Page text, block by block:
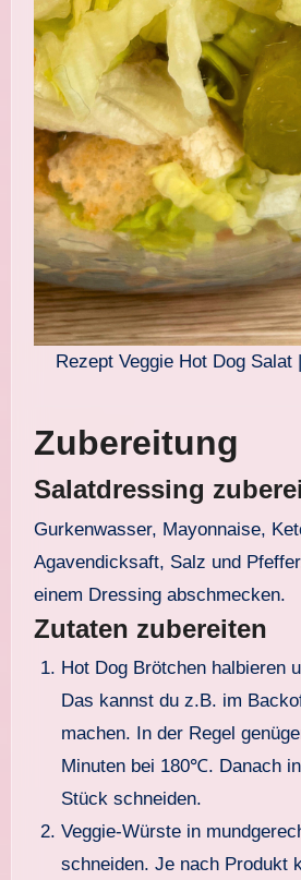
Rezept Veggie Hot Dog
Zubereitung
Salatdressing
Gurkenwasser, Mayonnaise,
Agavendicksaft, Salz und
einem Dressing abschmecken.
Zutaten zubereiten
Hot Dog Brötchen halbieren
Das kannst du z.B. im
machen. In der Regel
Minuten bei 180℃. Danach
Stück schneiden.
Veggie-Würste in
schneiden. Je nach Produkt